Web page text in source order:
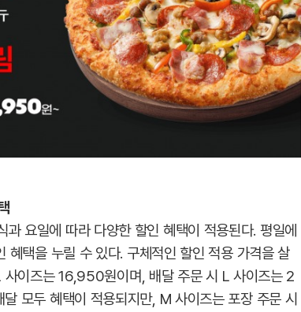
요일에 따라 다양한 할인 혜택이 적용된다. 평일에
택을 누릴 수 있다. 구체적인 할인 적용 가격을 살
이즈는 16,950원이며, 배달 주문 시 L 사이즈는 2
모두 혜택이 적용되지만, M 사이즈는 포장 주문 시